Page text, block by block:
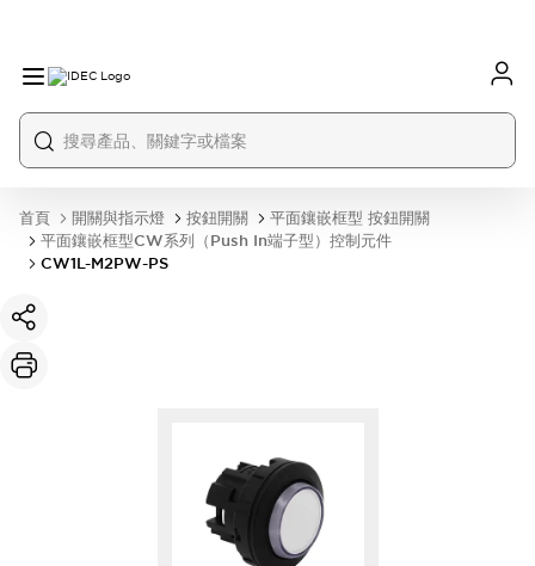
首頁 開關與指示燈 按鈕開關
平面鑲嵌框型 按鈕開關
平面鑲嵌框型CW系列（Push In端子型）控制元件
CW1L-M2PW-PS